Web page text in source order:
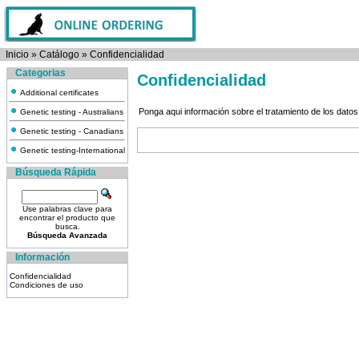
Inicio » Catálogo » Confidencialidad
Categorias
Additional certificates
Genetic testing - Australians
Genetic testing - Canadians
Genetic testing-International
Búsqueda Rápida
Use palabras clave para
encontrar el producto que
busca.
Búsqueda Avanzada
Información
Confidencialidad
Condiciones de uso
Confidencialidad
Ponga aqui información sobre el tratamiento de los datos.